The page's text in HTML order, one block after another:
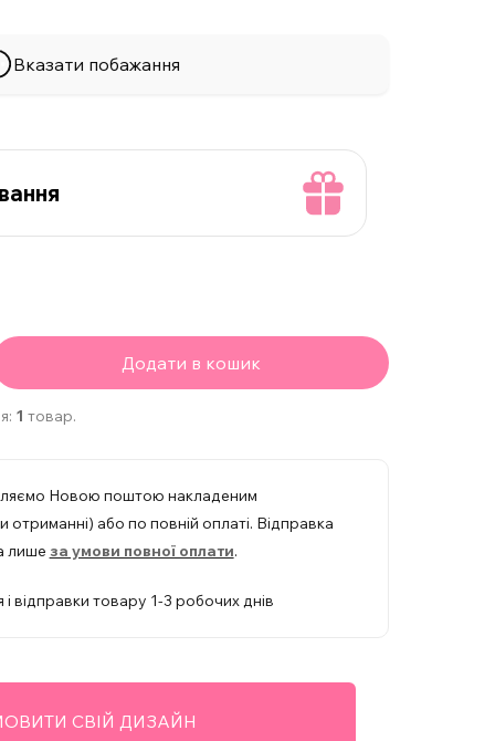
Вказати побажання
Додати в кошик
1 товар.
Новою поштою накладеним
або по повній оплаті. Відправка
лише за умови повної оплати.
відправки товару 1-3 робочих днів
СВІЙ ДИЗАЙН